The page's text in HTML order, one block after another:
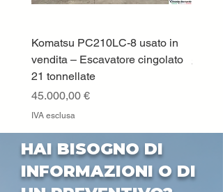
Komatsu PC210LC-8 usato in
vendita – Escavatore cingolato
21 tonnellate
Prezzo
45.000,00 €
IVA esclusa
Prezzo
HAI BISOGNO DI
INFORMAZIONI O DI